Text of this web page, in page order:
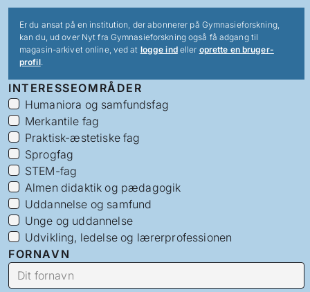
Er du ansat på en institution, der abonnerer på Gymnasieforskning,
kan du, ud over Nyt fra Gymnasieforskning også få adgang til
magasin-arkivet online, ved at logge indeller oprette en bruger-
profil.
INTERESSEOMRÅDER
Humaniora og samfundsfag
Merkantile fag
Praktisk-æstetiske fag
Sprogfag
STEM-fag
Almen didaktik og pædagogik
Uddannelse og samfund
Unge og uddannelse
Udvikling, ledelse og lærerprofessionen
FORNAVN